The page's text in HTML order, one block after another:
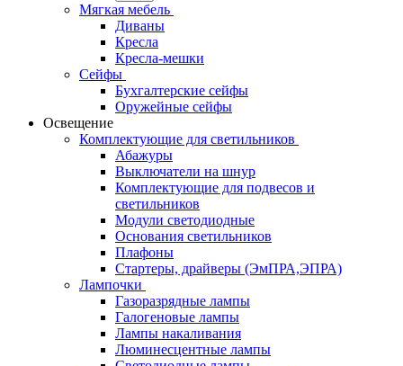
Мягкая мебель
Диваны
Кресла
Кресла-мешки
Сейфы
Бухгалтерские сейфы
Оружейные сейфы
Освещение
Комплектующие для светильников
Абажуры
Выключатели на шнур
Комплектующие для подвесов и
светильников
Модули светодиодные
Основания светильников
Плафоны
Стартеры, драйверы (ЭмПРА,ЭПРА)
Лампочки
Газоразрядные лампы
Галогеновые лампы
Лампы накаливания
Люминесцентные лампы